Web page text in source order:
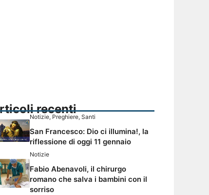
recenti
Notizie, Preghiere, Santi
San Francesco: Dio ci illumina!, la
riflessione di oggi 11 gennaio
Notizie
Fabio Abenavoli, il chirurgo
romano che salva i bambini con il
sorriso